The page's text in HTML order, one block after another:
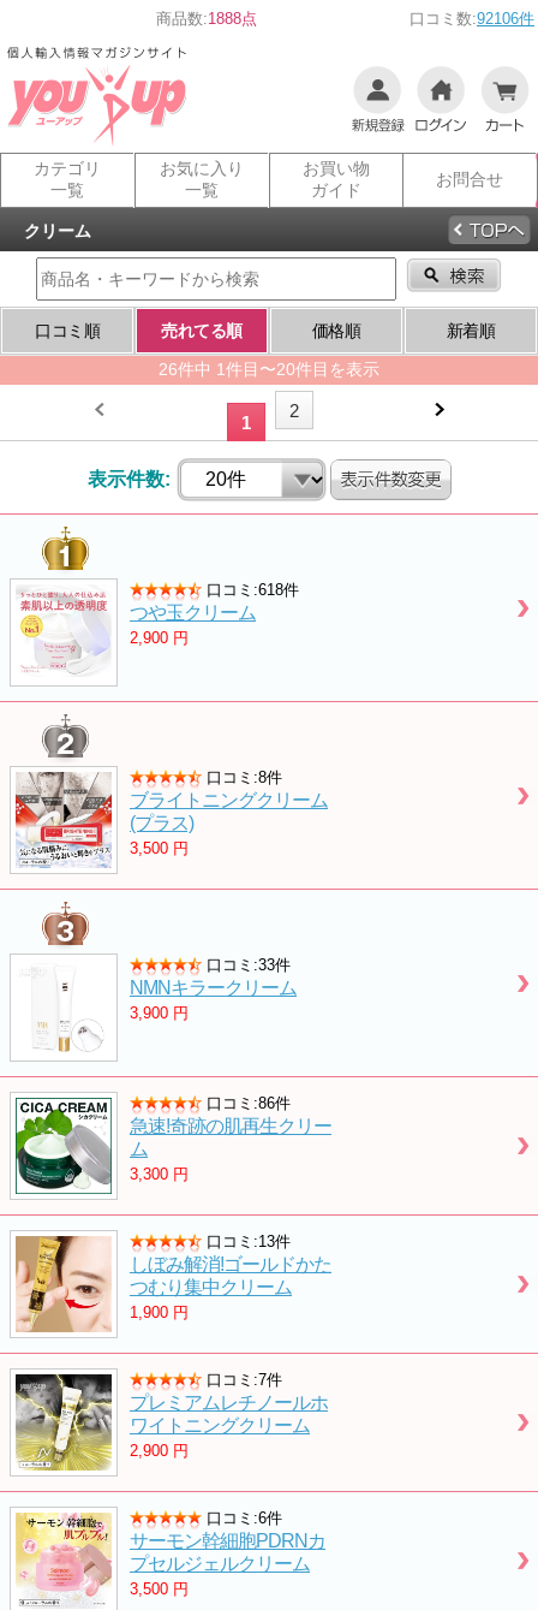
商品数:1888点 口コミ数:92106件
カテゴリ
一覧
お気に入り
一覧
お買い物
ガイド
お問合せ
クリーム
口コミ順 売れてる順 価格順
新着順
26件中 1件目〜20件目を表示
1
2
表示件数:
口コミ:618件
つや玉クリーム
2,900 円
口コミ:8件
ブライトニングクリーム
(プラス)
3,500 円
口コミ:33件
NMNキラークリーム
3,900 円
口コミ:86件
急速!奇跡の肌再生クリー
ム
3,300 円
口コミ:13件
しぼみ解消!ゴールドかた
つむり集中クリーム
1,900 円
口コミ:7件
プレミアムレチノールホ
ワイトニングクリーム
2,900 円
口コミ:6件
サーモン幹細胞PDRNカ
プセルジェルクリーム
3,500 円